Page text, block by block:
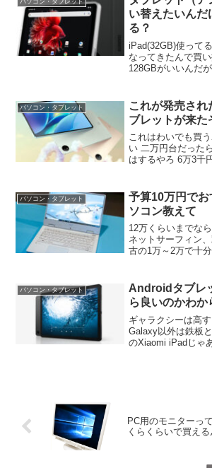
パソコン・タブレット
い替えたいんだ
る？
iPad(32GB)使って
なってきたんで買
128GBがいいんだ
て条件に合うのが
パソコン・タブレット
これが発売され
ブレットが来た
これはわいでも買
い 二万円台だった
はするやろ 6万3千
こ用や 先月15.6イ
っかりにのにぃ
パソコン・タブレット
予算10万円で
ソコン教えて
12万くらいまでな
ネットサーフィン
古の1万～2万で十
ソコン教えてくれ
～20個は開く
パソコン・タブレット
Androidタブレ
ら良いのかわか
ギャラクシーは高
Galaxy以外は鉄板
のXiaomi iPadじゃ
PC用のモニターっ
くらくらいで買える